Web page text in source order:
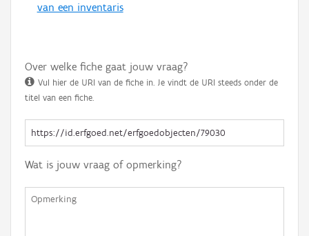
van een inventaris
Over welke fiche gaat jouw vraag?
Vul hier de URI van de fiche in. Je vindt de URI steeds onder de
titel van een fiche.
Wat is jouw vraag of opmerking?